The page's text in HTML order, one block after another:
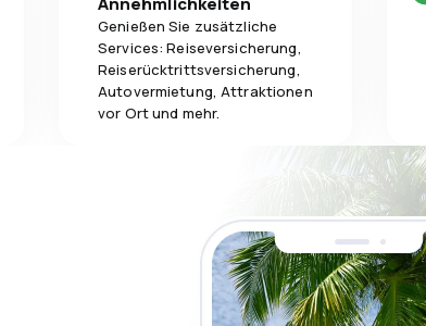
Genießen Sie zusätzliche
Services: Reiseversicherung,
Reiserücktrittsversicherung,
Autovermietung, Attraktionen
vor Ort und mehr.